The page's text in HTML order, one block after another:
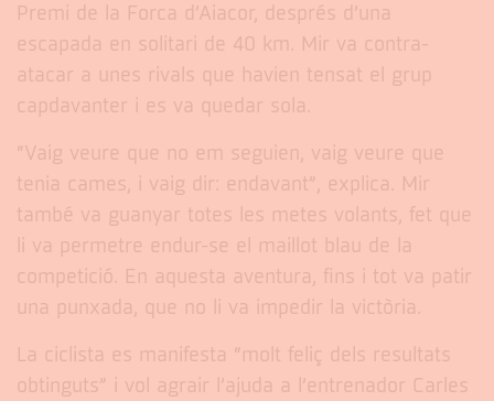
Premi de la Forca d’Aiacor, després d’una
escapada en solitari de 40 km. Mir va contra-
atacar a unes rivals que havien tensat el grup
capdavanter i es va quedar sola.
“Vaig veure que no em seguien, vaig veure que
tenia cames, i vaig dir: endavant”, explica. Mir
també va guanyar totes les metes volants, fet que
li va permetre endur-se el maillot blau de la
competició. En aquesta aventura, fins i tot va patir
una punxada, que no li va impedir la victòria.
La ciclista es manifesta “molt feliç dels resultats
obtinguts” i vol agrair l’ajuda a l’entrenador Carles